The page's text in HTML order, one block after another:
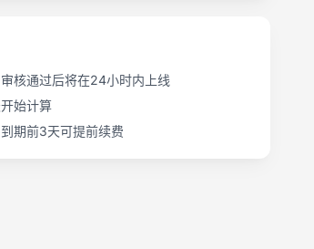
核通过后将在24小时内上线
始计算
期前3天可提前续费